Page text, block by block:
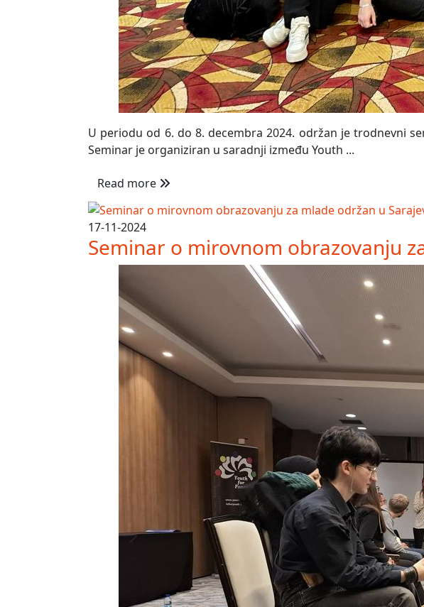
U periodu od 6. do 8. decembra 2024. održan je trodnevni
Seminar je organiziran u saradnji između Youth ...
Read more
17-11-2024
Seminar o mirovnom obrazovanju